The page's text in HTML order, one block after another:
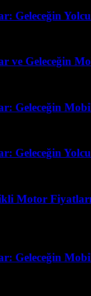
Geleceğin
ve Geleceğin
Geleceğin
Geleceğin
Motor
Geleceğin